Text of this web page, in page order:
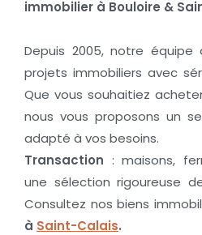
immobilier à Bouloire &
Depuis 2005, notre équipe
projets immobiliers avec
Que vous souhaitiez
nous vous proposons un
adapté à vos besoins.
Transaction : maisons,
une sélection rigoureuse
Consultez nos biens
à Saint-Calais.